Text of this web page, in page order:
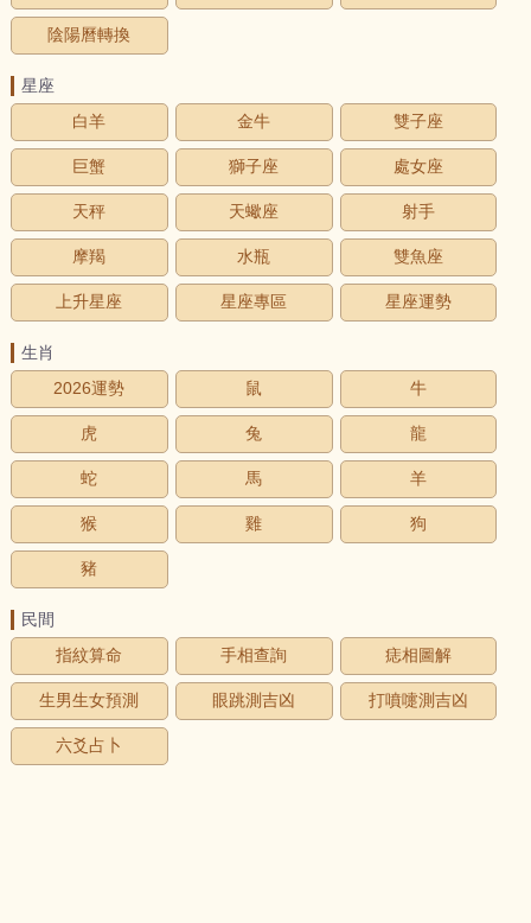
陰陽曆轉換
星座
白羊
金牛 雙子座
巨蟹 獅子座 處女座
天秤 天蠍座 射手
摩羯 水瓶 雙魚座
上升星座 星座專區 星座運勢
生肖
2026運勢
鼠 牛
虎 兔 龍
蛇 馬 羊
猴 雞 狗
豬
民間
指紋算命
手相查詢 痣相圖解
生男生女預測 眼跳測吉凶 打噴嚏測吉凶
六爻占卜